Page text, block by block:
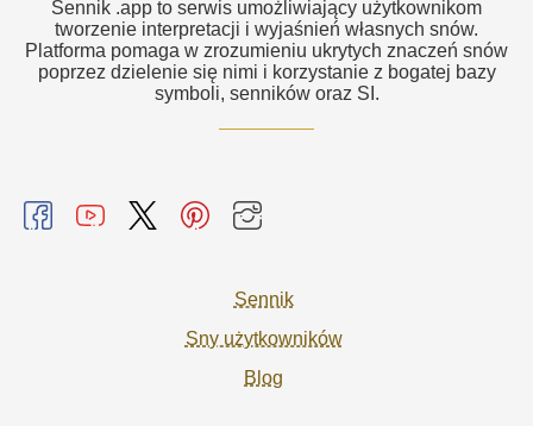
Sennik .app to serwis umożliwiający użytkownikom
tworzenie interpretacji i wyjaśnień własnych snów.
Platforma pomaga w zrozumieniu ukrytych znaczeń snów
poprzez dzielenie się nimi i korzystanie z bogatej bazy
symboli, senników oraz SI.
Sennik
Sny użytkowników
Blog